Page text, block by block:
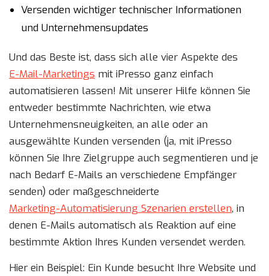
Versenden wichtiger technischer Informationen
und Unternehmensupdates
Und das Beste ist, dass sich alle vier Aspekte des
E-Mail-Marketings mit iPresso ganz einfach
automatisieren lassen! Mit unserer Hilfe können Sie
entweder bestimmte Nachrichten, wie etwa
Unternehmensneuigkeiten, an alle oder an
ausgewählte Kunden versenden (ja, mit iPresso
können Sie Ihre Zielgruppe auch segmentieren und je
nach Bedarf E-Mails an verschiedene Empfänger
senden) oder maßgeschneiderte
Marketing-Automatisierung Szenarien erstellen, in
denen E-Mails automatisch als Reaktion auf eine
bestimmte Aktion Ihres Kunden versendet werden.
Hier ein Beispiel: Ein Kunde besucht Ihre Website und